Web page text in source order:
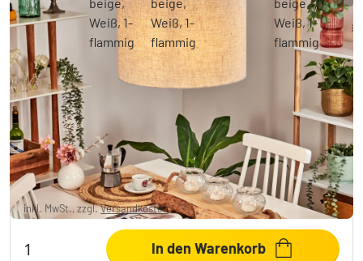
Bassagoda Hängeleuchte 40 cm beige,
Weiß, 1-flammig
-44% 49,99 €
Sie sparen40,00 € UVP:89,99 €
inkl. MwSt., zzgl.Versandkosten
In den Warenkorb